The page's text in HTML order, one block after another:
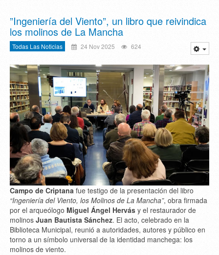
”Ingeniería del Viento”, un libro que reivindica
los molinos de La Mancha
Todas Las Noticias 24 Nov 2025 624
Campo de Criptana fue testigo de la presentación del libro
“Ingeniería del Viento, los Molinos de La Mancha”, obra firmada
por el arqueólogo Miguel Ángel Hervás y el restaurador de
molinos Juan Bautista Sánchez. El acto, celebrado en la
Biblioteca Municipal, reunió a autoridades, autores y público en
torno a un símbolo universal de la identidad manchega: los
molinos de viento.